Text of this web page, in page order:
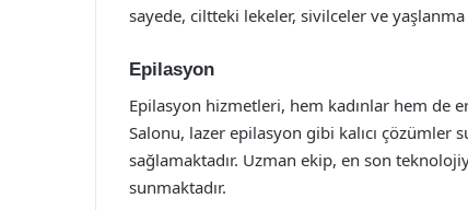
sayede, ciltteki lekeler, sivilceler ve
Epilasyon
Epilasyon hizmetleri, hem kadınlar hem de
Salonu, lazer epilasyon gibi kalıcı çözümler
sağlamaktadır. Uzman ekip, en son
sunmaktadır.